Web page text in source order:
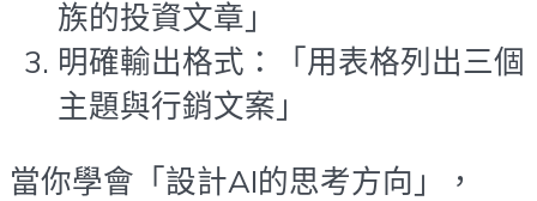
族的投資文章」
明確輸出格式：「用表格列出三個
主題與行銷文案」
當你學會「設計AI的思考方向」，